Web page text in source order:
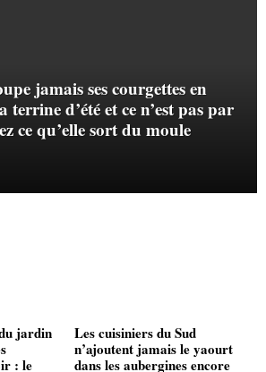
jamais ses courgettes en
terrine d’été et ce n’est pas par
ce qu’elle sort du moule
jardin
: le
Les cuisiniers du Sud
n’ajoutent jamais le yaourt
dans les aubergines encore